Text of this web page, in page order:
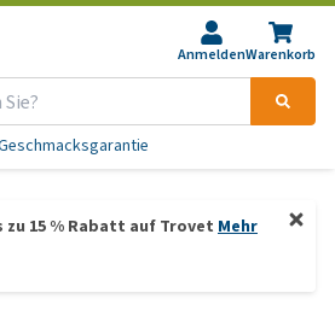
AnmeldenWarenkorb
zu 15 % Rabatt auf Trovet Mehr